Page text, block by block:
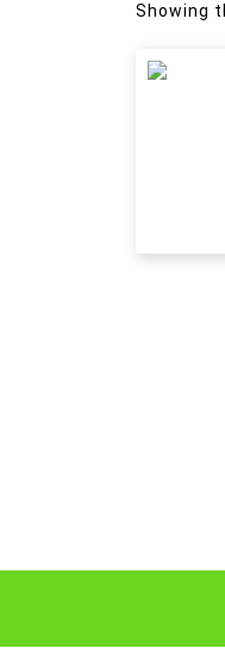
Showing